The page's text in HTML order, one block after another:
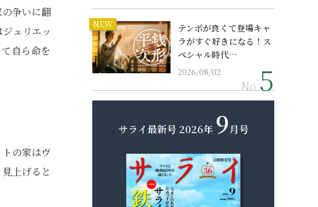
争いに翻
ュリエッ
自ら命を
の家はヴ
上げると
NEW
テンポが良くて登場キャ
ラがすぐ好きになる！ス
ペシャル時代…
2026/08/02
No.
サライ最新号 2026年 9月号